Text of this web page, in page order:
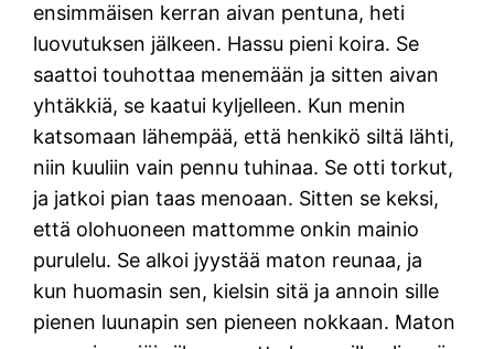
ensimmäisen kerran aivan pentuna, heti
luovutuksen jälkeen. Hassu pieni koira. Se
saattoi touhottaa menemään ja sitten aivan
yhtäkkiä, se kaatui kyljelleen. Kun menin
katsomaan lähempää, että henkikö siltä lähti,
niin kuuliin vain pennu tuhinaa. Se otti torkut,
ja jatkoi pian taas menoaan. Sitten se keksi,
että olohuoneen mattomme onkin mainio
purulelu. Se alkoi jyystää maton reunaa, ja
kun huomasin sen, kielsin sitä ja annoin sille
pienen luunapin sen pieneen nokkaan. Maton